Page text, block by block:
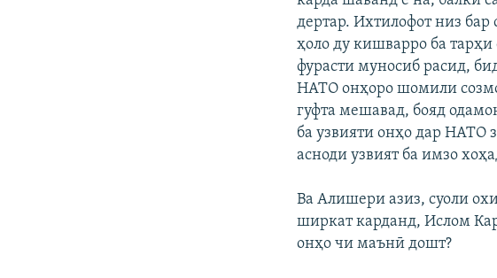
дертар. Ихтилофот низ
ҳоло ду кишварро ба
фурасти муносиб расид,
НАТО онҳоро шомили
гуфта мешавад, бояд
ба узвияти онҳо дар НАТО
асноди узвият ба имзо
Ва Алишери азиз, суоли
ширкат карданд, Ислом
онҳо чи маънӣ дошт?